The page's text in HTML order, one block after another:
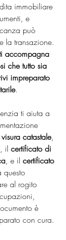
immobiliare
e
può
la transazione.
accompagna
che tutto sia
impreparato
.
ti aiuta a
visura catastale,
, il certificato di
, e il certificato
questo
al rogito
è
con cura.